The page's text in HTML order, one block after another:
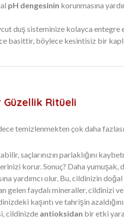
pH dengesinin korunmasına
duş sisteminize kolayca
basittir, böylece kesintisiz bir
Güzellik Ritüeli
temizlenmekten çok daha
saçlarınızın parlaklığını
korur. Sonuç? Daha yumuşak,
yardımcı olur. Bu, cildinizin
gelen faydalı mineraller, cildinizi
kaşıntı ve tahrişin
cildinizde antioksidan bir etki